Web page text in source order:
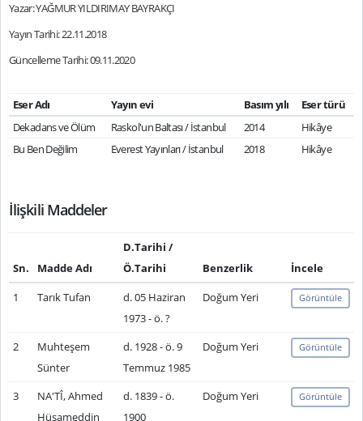
Yazar: YAĞMUR YILDIRIMAY BAYRAKÇI
Yayın Tarihi: 22.11.2018
Güncelleme Tarihi: 09.11.2020
Eser Adı Yayın evi Basım yılı
Eser türü
Dekadans ve Ölüm
Raskol'un Baltası / İstanbul 2014
Hikâye
Bu Ben Değilim
Everest Yayınları / İstanbul 2018 Hikâye
İlişkili Maddeler
Sn. Madde Adı
D.Tarihi /
Ö.Tarihi
Benzerlik
İncele
1
Tarık Tufan
d. 05 Haziran
1973 - ö. ?
Doğum Yeri Görüntüle
2
Muhteşem
Sünter
d. 1928 - ö. 9
Temmuz 1985
Doğum Yeri Görüntüle
3
NA'TÎ, Ahmed
Hüsameddin
d. 1839 - ö.
1900
Doğum Yeri Görüntüle